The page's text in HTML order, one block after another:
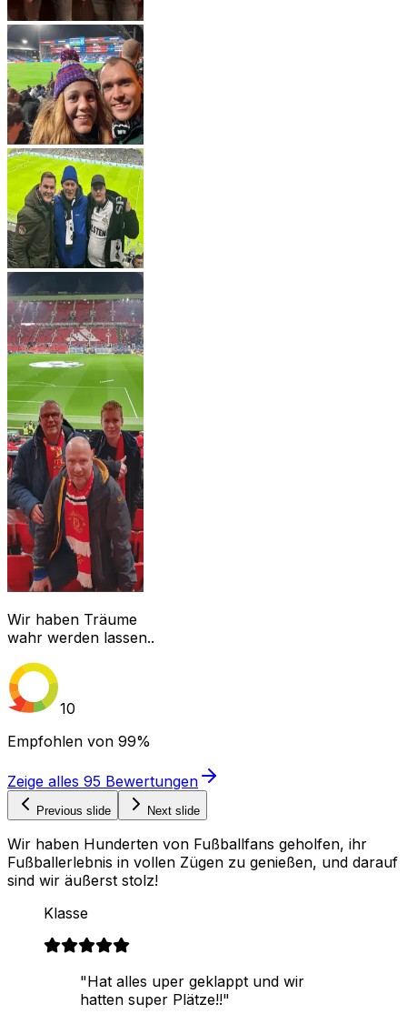
Wir haben Träume
wahr werden lassen..
10
Empfohlen von 99%
Zeige alles 95 Bewertungen
Previous slide Next slide
Wir haben Hunderten von Fußballfans geholfen, ihr
Fußballerlebnis in vollen Zügen zu genießen, und darauf
sind wir äußerst stolz!
Klasse
"Hat alles uper geklappt und wir
hatten super Plätze!!"